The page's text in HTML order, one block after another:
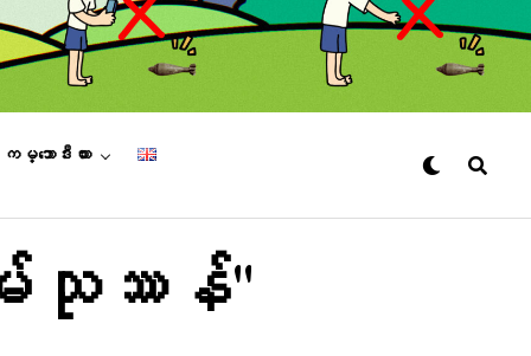
မ္ဘောဒီးယား
မ်သုဿန်"